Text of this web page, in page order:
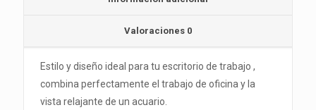
Valoraciones 0
Estilo y diseño ideal para tu escritorio de trabajo ,
combina perfectamente el trabajo de oficina y la
vista relajante de un acuario.